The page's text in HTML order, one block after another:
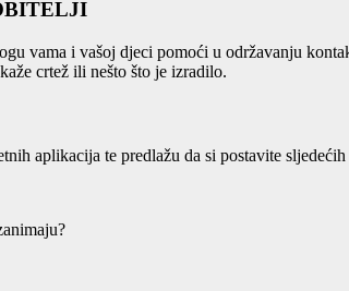
vama i vašoj djeci pomoći u održavanju
crtež ili nešto što je izradilo.
aplikacija te predlažu da si postavite